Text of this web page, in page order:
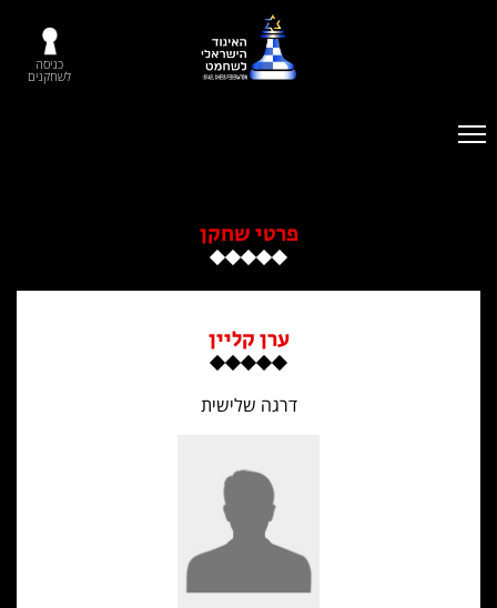
כניסה
לשחקנים
פרטי שחקן
ערן קליין
דרגה שלישית